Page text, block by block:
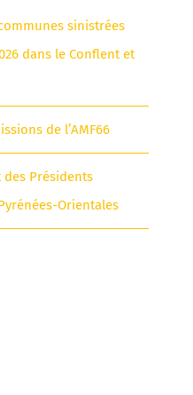
sinistrées
dans le Conflent et
de l’AMF66
des Présidents
Orientales